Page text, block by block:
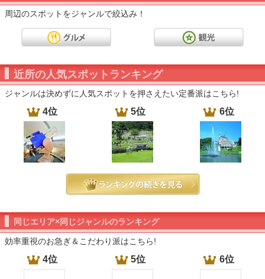
周辺のスポットをジャンルで絞込み！
近所の人気スポットランキング
ジャンルは決めずに人気スポットを押さえたい定番派はこちら!
4位 5位 6位
同じエリア×同じジャンルのランキング
効率重視のお急ぎ＆こだわり派はこちら!
4位 5位 6位